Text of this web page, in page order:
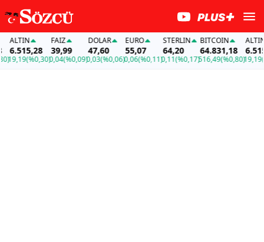
(%0,30)
FAİZ
39,99
0,04(%0,09)
DOLAR
47,60
0,03(%0,06)
EURO
55,07
0,06(%0,11)
STERLIN
64,20
0,11(%0,17)
BITCOIN
64.831,18
516,49(%0,80)
ALTIN
19,19